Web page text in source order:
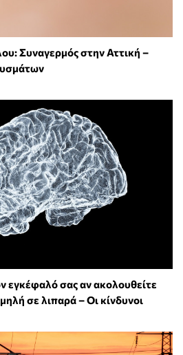
Συναγερμός στην Αττική –
εγκέφαλό σας αν ακολουθείτε
σε λιπαρά – Οι κίνδυνοι